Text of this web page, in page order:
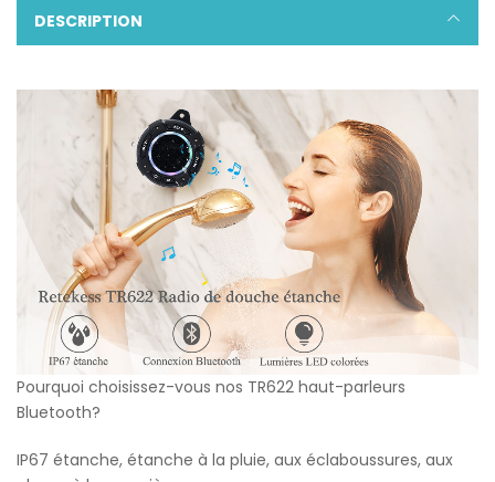
DESCRIPTION
Pourquoi choisissez-vous nos TR622 haut-parleurs
Bluetooth?
IP67 étanche, étanche à la pluie, aux éclaboussures, aux